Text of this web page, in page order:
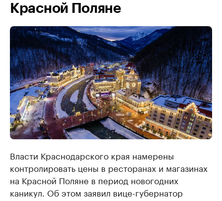
Красной Поляне
Власти Краснодарского края намерены
контролировать цены в ресторанах и магазинах
на Красной Поляне в период новогодних
каникул. Об этом заявил вице-губернатор